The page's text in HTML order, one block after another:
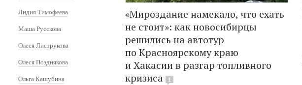
Лидия Тимофеева
Маша Русскова
Олеся Листрукова
Олеся Позднякова
Ольга Кашубина
«Мироздание намекало, что ехать
не стоит»: как новосибирцы
решились на автотур
по Красноярскому краю
и Хакасии в разгар топливного
кризиса
1